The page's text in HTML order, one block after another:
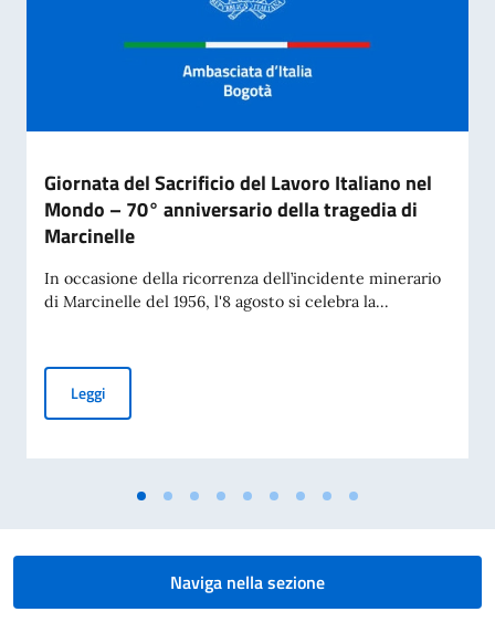
Giornata del Sacrificio del Lavoro Italiano nel
Mondo – 70° anniversario della tragedia di
Marcinelle
In occasione della ricorrenza dell’incidente minerario
di Marcinelle del 1956, l'8 agosto si celebra la...
LeggiGiornata del Sacrificio del Lavoro Italiano nel Mondo –
Naviga nella sezione